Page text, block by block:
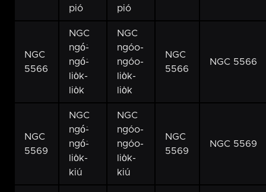
pió
pió
NGC
5566
NGC
ngó͘-
ngó͘-
lio̍k-
lio̍k
NGC
ngóo-
ngóo-
lio̍k-
lio̍k
NGC
5566
NGC 5566
NGC
5569
NGC
ngó͘-
ngó͘-
lio̍k-
kiú
NGC
ngóo-
ngóo-
lio̍k-
kiú
NGC
5569
NGC 5569